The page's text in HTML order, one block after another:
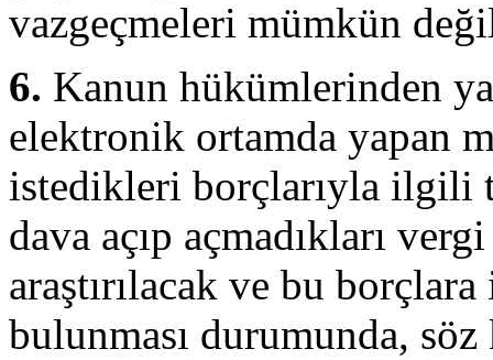
vazgeçmeleri mümkün
6. Kanun hükümlerinden
elektronik ortamda yapan
istedikleri borçlarıyla ilgili
dava açıp açmadıkları
araştırılacak ve bu
bulunması durumunda,